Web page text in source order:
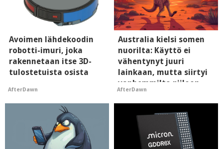
Avoimen lähdekoodin
robotti-imuri, joka
rakennetaan itse 3D-
tulostetuista osista
AfterDawn
Australia kielsi somen
nuorilta: Käyttö ei
vähentynyt juuri
lainkaan, mutta siirtyi
vanhemmilta piiloon
AfterDawn